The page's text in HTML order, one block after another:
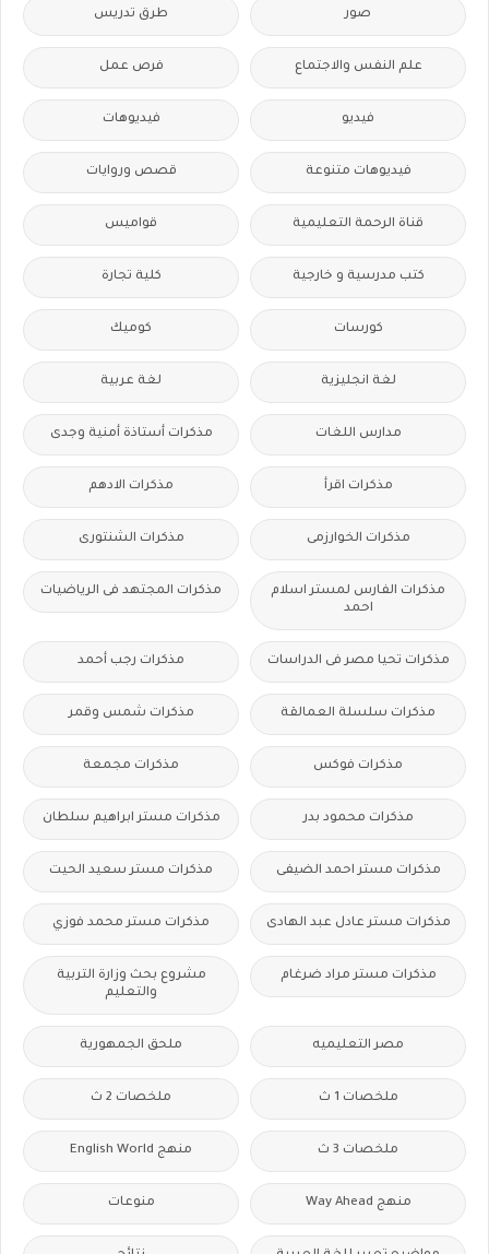
صور طرق تدريس
علم النفس والاجتماع فرص عمل
فيديو فيديوهات
فيديوهات متنوعة قصص وروايات
قناة الرحمة التعليمية قواميس
كتب مدرسية و خارجية كلية تجارة
كورسات كوميك
لغة انجليزية لغة عربية
مدارس اللغات مذكرات أستاذة أمنية وجدى
مذكرات اقرأ مذكرات الادهم
مذكرات الخوارزمى مذكرات الشنتورى
مذكرات الفارس لمستر اسلام
احمد
مذكرات المجتهد فى الرياضيات
مذكرات تحيا مصر فى الدراسات مذكرات رجب أحمد
مذكرات سلسلة العمالقة مذكرات شمس وقمر
مذكرات فوكس مذكرات مجمعة
مذكرات محمود بدر مذكرات مستر ابراهيم سلطان
مذكرات مستر احمد الضيفى مذكرات مستر سعيد الحيت
مذكرات مستر عادل عبد الهادى مذكرات مستر محمد فوزي
مذكرات مستر مراد ضرغام
مشروع بحث وزارة التربية
والتعليم
مصر التعليميه ملحق الجمهورية
ملخصات 1 ث ملخصات 2 ث
ملخصات 3 ث منهج English World
منهج Way Ahead منوعات